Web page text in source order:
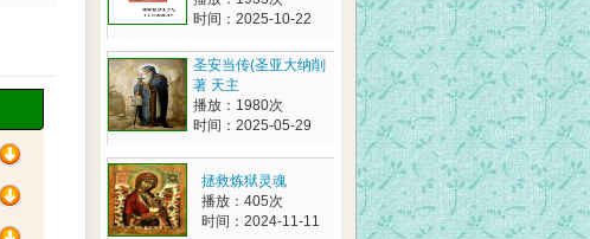
时间：2025-10-22
圣安当传(圣亚大纳削
著 天主
播放：1980次
时间：2025-05-29
拯救炼狱灵魂
播放：405次
时间：2024-11-11